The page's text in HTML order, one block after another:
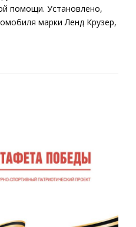
помощи. Установлено,
марки Ленд Крузер,